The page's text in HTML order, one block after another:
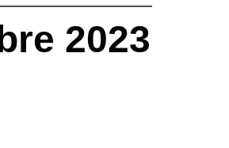
2023